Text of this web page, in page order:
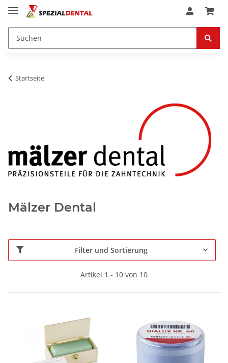
Startseite
Mälzer Dental
Filter und Sortierung
Artikel 1 - 10 von 10